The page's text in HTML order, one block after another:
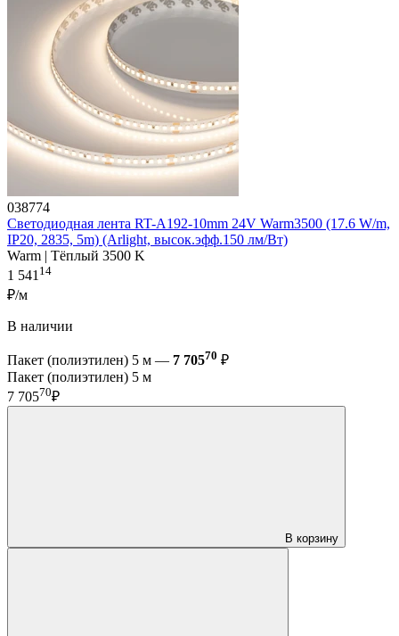
038774
Светодиодная лента RT-A192-10mm 24V Warm3500 (17.6 W/m,
IP20, 2835, 5m) (Arlight, высок.эфф.150 лм/Вт)
Warm | Тёплый 3500 K
1 54114
₽/м
В наличии
Пакет (полиэтилен) 5 м — 7 70570 ₽
Пакет (полиэтилен) 5 м
7 70570₽
В корзину